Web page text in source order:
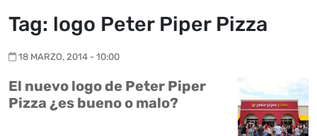
Tag: logo Peter Piper Pizza
18 MARZO, 2014 - 10:00
El nuevo logo de Peter Piper
Pizza ¿es bueno o malo?